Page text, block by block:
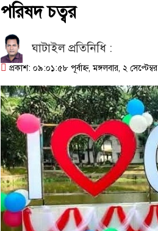
পরিষদ চত্বর
ঘাটাইল প্রতিনিধি :
প্রকাশ: ০৯:০১:৫৮ পূর্বাহ্ন, মঙ্গলবার, ২